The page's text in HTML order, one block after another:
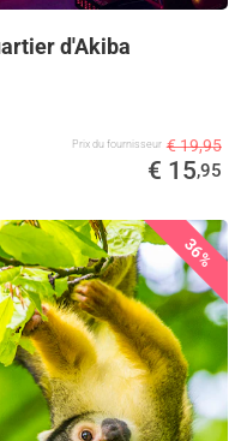
d'Akiba
Prix ​​du fournisseur € 19,95
€ 15,95
36%